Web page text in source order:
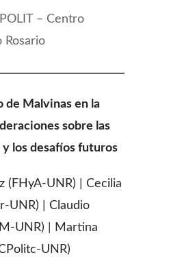
– Centro
Rosario
de Malvinas en la
sobre las
los desafíos futuros
(FHyA-UNR) | Cecilia
UNR) | Claudio
UNR) | Martina
UNR)